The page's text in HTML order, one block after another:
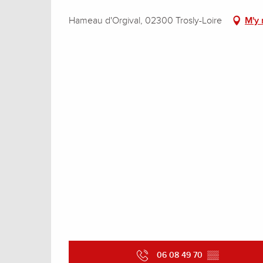
Hameau d'Orgival, 02300 Trosly-Loire M'y
06 08 49 70 ▒▒